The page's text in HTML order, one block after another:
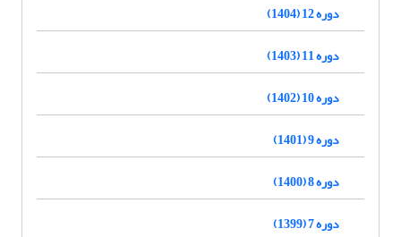
دوره 12 (1404)
دوره 11 (1403)
دوره 10 (1402)
دوره 9 (1401)
دوره 8 (1400)
دوره 7 (1399)